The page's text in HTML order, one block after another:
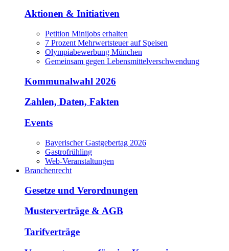
Aktionen & Initiativen
Petition Minijobs erhalten
7 Prozent Mehrwertsteuer auf Speisen
Olympiabewerbung München
Gemeinsam gegen Lebensmittelverschwendung
Kommunalwahl 2026
Zahlen, Daten, Fakten
Events
Bayerischer Gastgebertag 2026
Gastrofrühling
Web-Veranstaltungen
Branchenrecht
Gesetze und Verordnungen
Musterverträge & AGB
Tarifverträge